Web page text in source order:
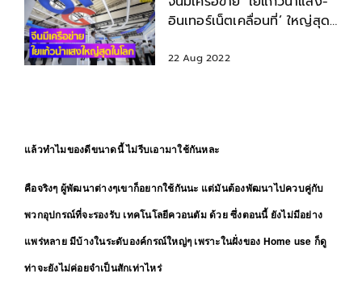
อินเทอร์เน็ตเคลื่อนที่’ ใหญ่สุด
22 Aug 2022
แล้วทำไมของดีขนาดนี้ ไม่รีบเอามาใช้กันหละ
คือจริงๆ ผู้พัฒนาต่างๆเขาก็อยากใช้กันนะ แต่มันต้องพัฒนาไปควบคู่กับ
พวกอุปกรณ์ที่จะรองรับ เทคโนโลยีควอนตัม ด้วย ซึ่งตอนนี้ ยังไม่มีอย่าง
แพร่หลาย มีบ้างในระดับองค์กรณ์ใหญ่ๆ เพราะในฝั่งของ Home use ก็ดู
ท่าจะยังไม่ค่อยจำเป็นสักเท่าไหร่